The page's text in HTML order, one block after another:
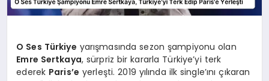
O Ses Türkiye yarışmasında sezon şampiyonu olan
Emre Sertkaya, sürpriz bir kararla Türkiye’yi terk
ederek Paris’e yerleşti. 2019 yılında ilk single’ını çıkaran